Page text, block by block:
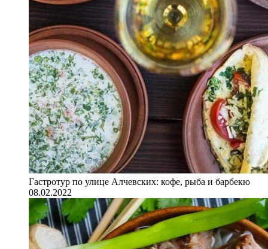
Гастротур по улице Алчевских: кофе, рыба и барбекю
08.02.2022